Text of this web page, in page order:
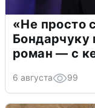
«Не просто
роман — с
6 августа 99